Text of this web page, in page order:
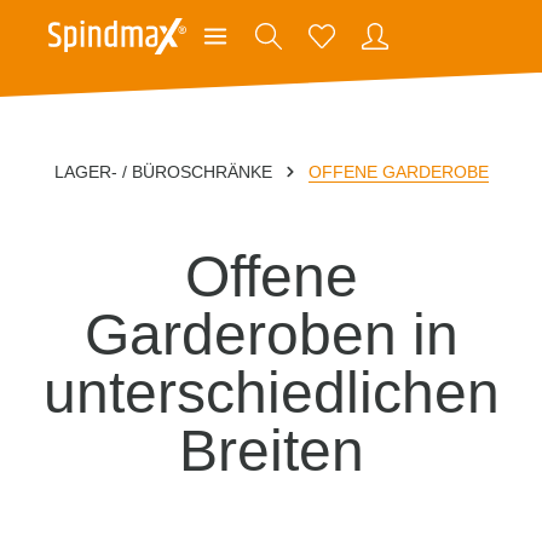
LAGER- / BÜROSCHRÄNKE OFFENE GARDEROBE
Offene
Garderoben in
unterschiedlichen
Breiten